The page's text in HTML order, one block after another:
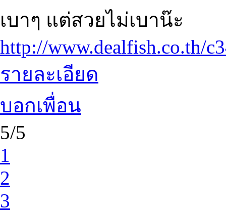
เบาๆ แต่สวยไม่เบาน๊ะ
http://www.dealfish.co.th/
รายละเอียด
บอกเพื่อน
5/5
1
2
3